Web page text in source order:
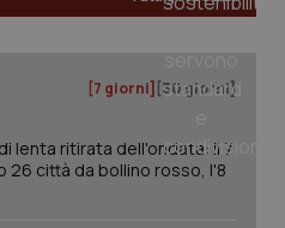
[7 giorni] [30 giorni]
lenta ritirata dell'ondata: il 7
26 città da bollino rosso, l'8
Google LLC